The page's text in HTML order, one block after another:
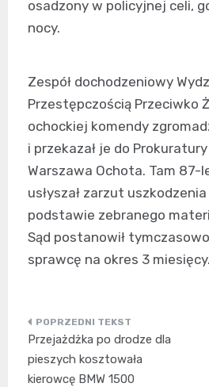
osadzony w policyjnej celi,
nocy.
Zespół dochodzeniowy
Przestępczością Przeciwko
ochockiej komendy
i przekazał je do
Warszawa Ochota. Tam 87-
usłyszał zarzut uszkodzenia
podstawie zebranego
Sąd postanowił
sprawcę na okres 3 miesięcy.
Nawigacja
wpisu
Przejażdżka po drodze dla
pieszych kosztowała
kierowcę BMW 1500